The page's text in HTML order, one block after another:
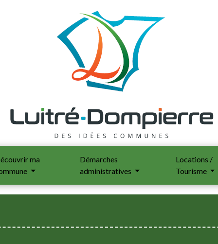
ma
Démarches
administratives
Locations /
Tourisme